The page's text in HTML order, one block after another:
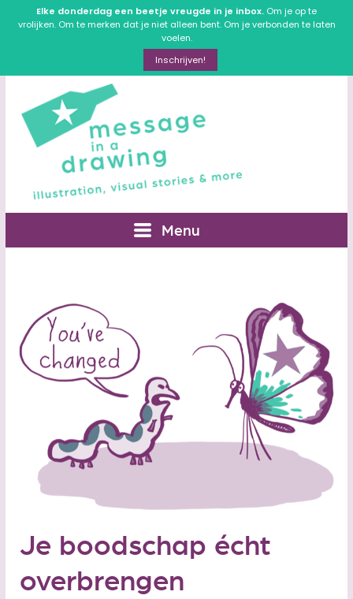
Elke donderdag een beetje vreugde in je inbox. Om je op te
vrolijken. Om te merken dat je niet alleen bent. Om je verbonden te laten
voelen.
Inschrijven!
Menu
Je boodschap écht
overbrengen